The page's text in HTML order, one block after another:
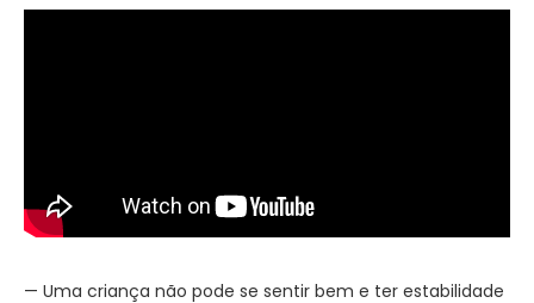
— Uma criança não pode se sentir bem e ter estabilidade